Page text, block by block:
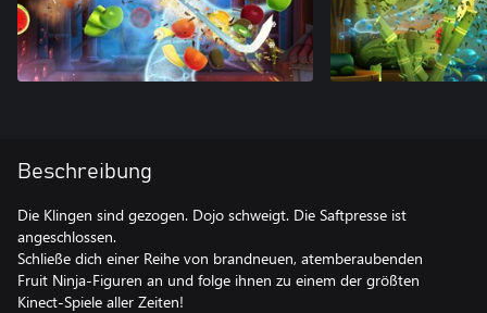
Beschreibung
Die Klingen sind gezogen. Dojo schweigt. Die Saftpresse ist
angeschlossen.
Schließe dich einer Reihe von brandneuen, atemberaubenden
Fruit Ninja-Figuren an und folge ihnen zu einem der größten
Kinect-Spiele aller Zeiten!